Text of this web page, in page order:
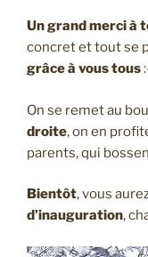
Un grand merci à
concret et tout se
grâce à vous tous
On se remet au
droite, on en
parents, qui
Bientôt, vous
d’inauguration,